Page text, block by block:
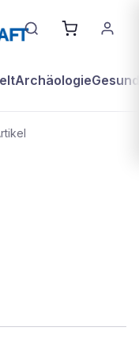
Archäologie